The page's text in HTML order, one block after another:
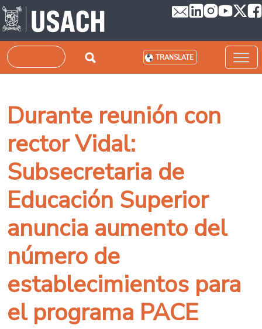
Skip to main content
Search TRANSLATE
Durante reunión con
rector Vidal:
Subsecretaria de
Educación Superior
anuncia aumento del
número de
establecimientos para
el programa PACE